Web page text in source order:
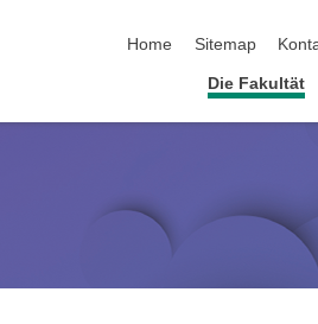
Home
Sitemap
Die Fakultät